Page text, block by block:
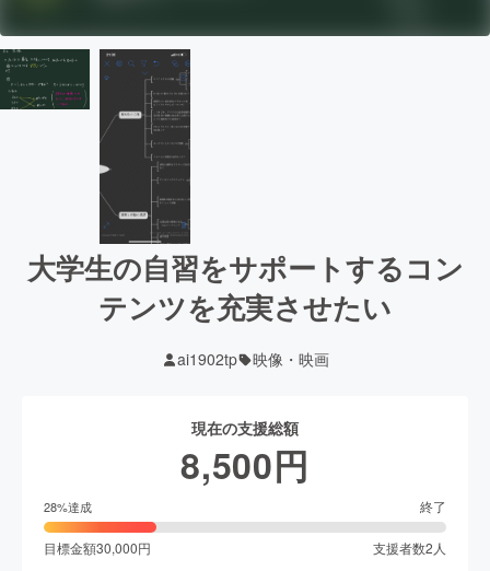
大学生の自習をサポートするコン
テンツを充実させたい
ai1902tp 映像・映画
現在の支援総額
8,500円
28%達成 終了
目標金額30,000円 支援者数2 人